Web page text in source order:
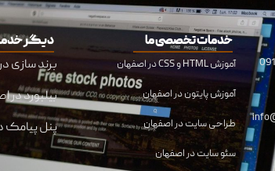
خدمات تخصصی ما
آموزش HTML و CSS در اصفهان
آموزش پایتون در اصفهان
طراحی سایت در اصفهان
سئو سایت در اصفهان
دیگر
برند سازی
بیلبورد در
پنل پیامک